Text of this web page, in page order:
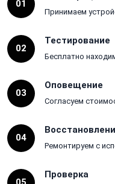
01
Принимаем
02
Тестирование
Бесплатно
03
Оповещение
Согласуем
04
Ремонтируем с
Проверка